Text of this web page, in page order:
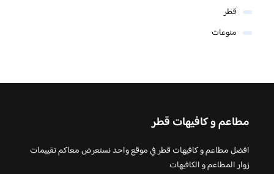
قطر
منوعات
مطاعم و كافيهات قطر
افضل مطاعم و كافيهات قطر في موقع واحد نستعرض معاكم تقييمات
زوار المطاعم و الكافيهات